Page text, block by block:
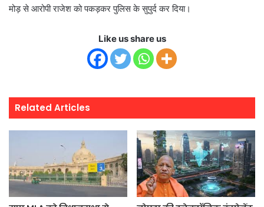
मोड़ से आरोपी राजेश को पकड़कर पुलिस के सुपुर्द कर दिया।
Like us share us
Related Articles